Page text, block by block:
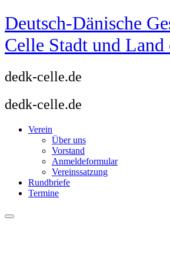
Zum
Inhalt
springen
Deutsch-Dänische
Celle Stadt und Land
dedk-celle.de
dedk-celle.de
Verein
Über uns
Vorstand
Anmeldeformular
Vereinssatzung
Rundbriefe
Termine